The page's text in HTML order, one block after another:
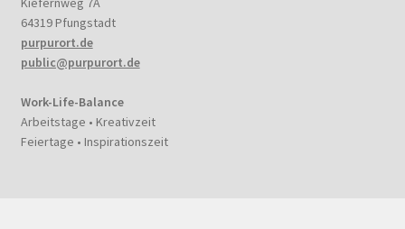
64319 Pfungstadt
purpurort.de
public@purpurort.de
Work-Life-Balance
Arbeitstage • Kreativzeit
Feiertage • Inspirationszeit